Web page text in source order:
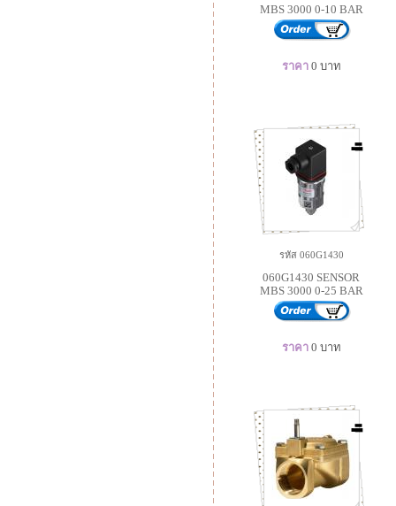
MBS 3000 0-10 BAR
ราคา 0 บาท
รหัส 060G1430
060G1430 SENSOR
MBS 3000 0-25 BAR
ราคา 0 บาท